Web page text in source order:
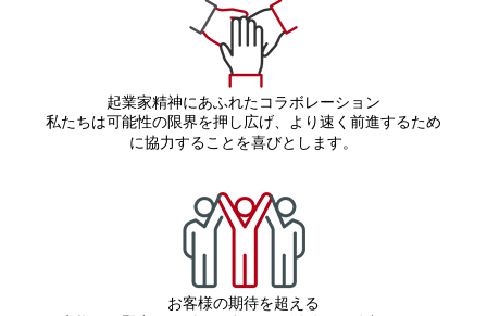
起業家精神にあふれたコラボレーション
私たちは可能性の限界を押し広げ、より速く前進するため
に協力することを喜びとします。
お客様の期待を超える